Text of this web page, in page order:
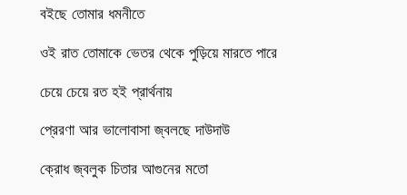
বইছে তোমার ধমনীতে
ওই রাত তোমাকে ভেতর থেকে পুড়িয়ে মারতে পারে
চেয়ে চেয়ে রত হই প্রার্থনায়
প্রেরণা আর ভালোবাসা জ্বলছে দাউদাউ
ক্রোধ জ্বলুক চিতার আগুনের মতো